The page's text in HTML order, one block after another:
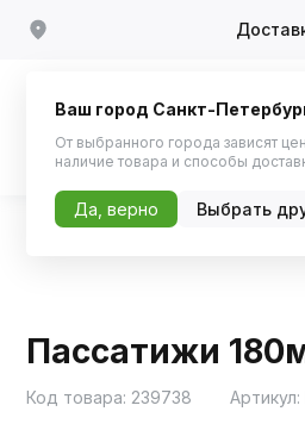
Пассатижи
Код товара: 239738 Артикул:
Ваш город Санкт-
От выбранного города зависят
наличие товара и способы
Да, верно Выбрать